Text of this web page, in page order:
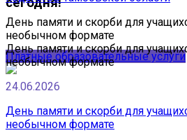
Платные образовательные услуги
День памяти и скорби для
необычном формате
День памяти и скорби для
необычном формате
24.06.2026
День памяти и скорби для
необычном формате